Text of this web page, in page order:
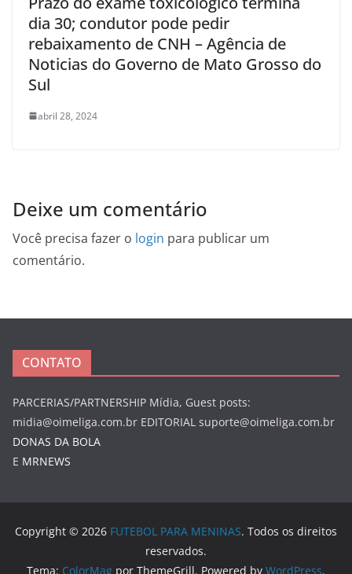
dia 30; condutor pode pedir
rebaixamento de CNH – Agência de
Noticias do Governo de Mato Grosso do
Sul
abril 28, 2024
Deixe um comentário
Você precisa fazer o login para publicar um
comentário.
CONTATO
PARCERIAS/PARTNERSHIP Mídia, Guest posts:
midia@oimeliga.com.br EDITORIAL suporte@oimeliga.com.br
DONAS DA BOLA
E MRNEWS
Copyright © 2026 FUTEBOL PARA MENINAS. Todos os direitos
reservados.
Tema: ColorMag por ThemeGrill. Powered by WordPress.